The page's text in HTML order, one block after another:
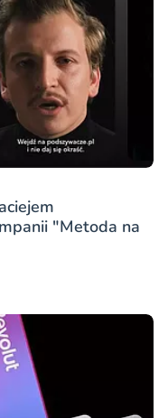
"Metoda na